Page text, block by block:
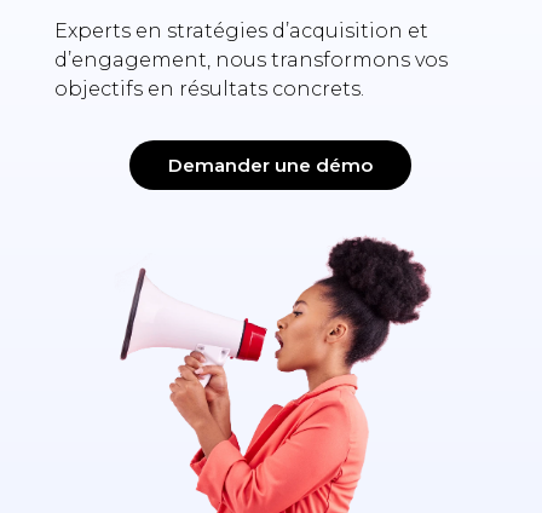
Experts en stratégies d’acquisition et
d’engagement, nous transformons vos
objectifs en résultats concrets.
Demander une démo